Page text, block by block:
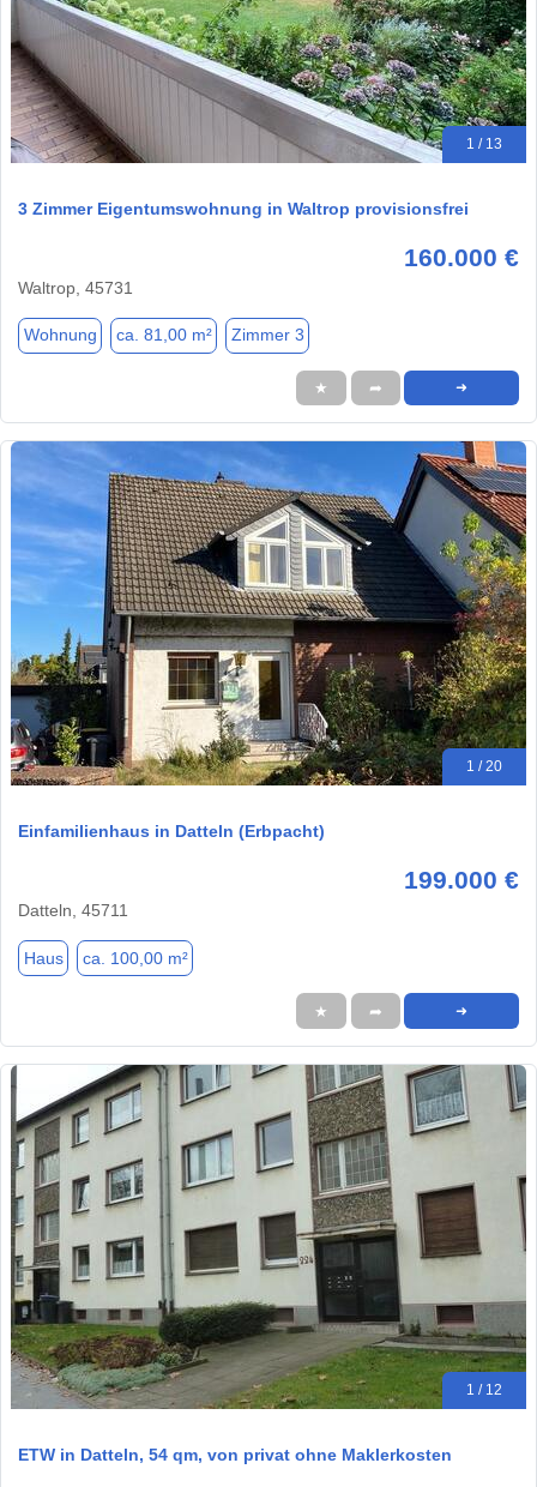
1 / 13
3 Zimmer Eigentumswohnung in Waltrop provisionsfrei
160.000 €
Waltrop, 45731
Wohnung ca. 81,00 m² Zimmer 3
★ ➦ ➜
1 / 20
Einfamilienhaus in Datteln (Erbpacht)
199.000 €
Datteln, 45711
Haus ca. 100,00 m²
★ ➦ ➜
1 / 12
ETW in Datteln, 54 qm, von privat ohne Maklerkosten